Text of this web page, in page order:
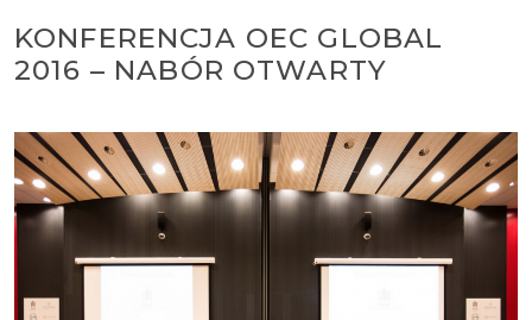
KONFERENCJA OEC GLOBAL
2016 – NABÓR OTWARTY